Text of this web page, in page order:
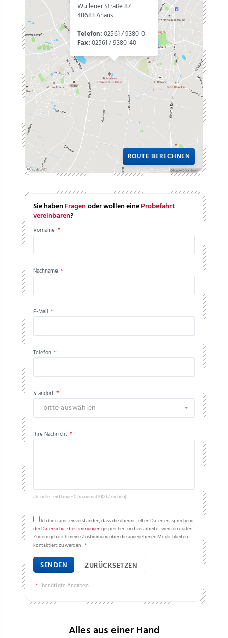
Wüllener Straße 87
48683 Ahaus
Telefon:02561 / 9380-0
Fax:02561 / 9380-40
ROUTE BERECHNEN
Sie haben Fragenoder wollen eineProbefahrt
vereinbaren?
Vorname *
Nachname *
E-Mail *
Telefon *
Standort *
- bitte auswählen -
Ihre Nachricht *
aktuelle Textlänge: 0 (maximal 1000 Zeichen)
Ich bin damit einverstanden, dass die übermittelten Daten entsprechend
derDatenschutzbestimmungengespeichert und verarbeitet werden dürfen.
Zudem gebe ich meine Zustimmung über die angegebenen Möglichkeiten
kontaktiert zu werden. *
SENDEN ZURÜCKSETZEN
* benötigte Angaben
Alles aus einer Hand